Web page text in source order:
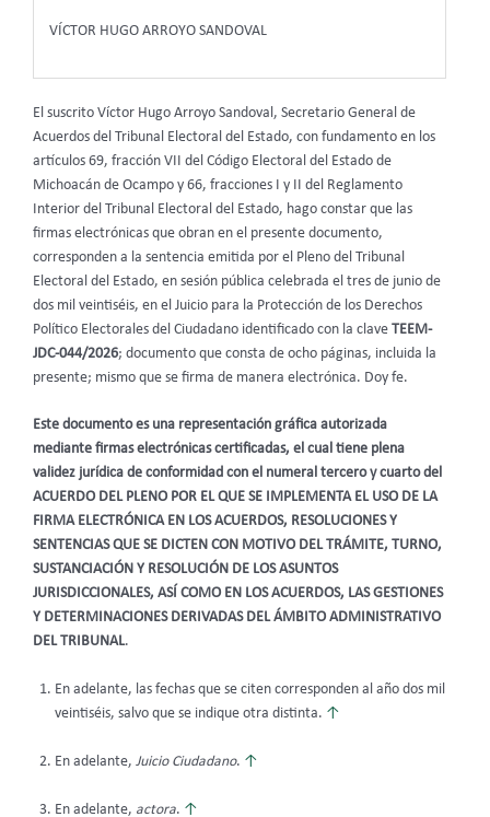
VÍCTOR HUGO ARROYO SANDOVAL
El suscrito Víctor Hugo Arroyo Sandoval, Secretario General de
Acuerdos del Tribunal Electoral del Estado, con fundamento en los
artículos 69, fracción VII del Código Electoral del Estado de
Michoacán de Ocampo y 66, fracciones I y II del Reglamento
Interior del Tribunal Electoral del Estado, hago constar que las
firmas electrónicas que obran en el presente documento,
corresponden a la sentencia emitida por el Pleno del Tribunal
Electoral del Estado, en sesión pública celebrada el tres de junio de
dos mil veintiséis, en el Juicio para la Protección de los Derechos
Político Electorales del Ciudadano identificado con la clave TEEM-
JDC-044/2026; documento que consta de ocho páginas, incluida la
presente; mismo que se firma de manera electrónica. Doy fe.
Este documento es una representación gráfica autorizada
mediante firmas electrónicas certificadas, el cual tiene plena
validez jurídica de conformidad con el numeral tercero y cuarto del
ACUERDO DEL PLENO POR EL QUE SE IMPLEMENTA EL USO DE LA
FIRMA ELECTRÓNICA EN LOS ACUERDOS, RESOLUCIONES Y
SENTENCIAS QUE SE DICTEN CON MOTIVO DEL TRÁMITE, TURNO,
SUSTANCIACIÓN Y RESOLUCIÓN DE LOS ASUNTOS
JURISDICCIONALES, ASÍ COMO EN LOS ACUERDOS, LAS GESTIONES
Y DETERMINACIONES DERIVADAS DEL ÁMBITO ADMINISTRATIVO
DEL TRIBUNAL.
En adelante, las fechas que se citen corresponden al año dos mil
veintiséis, salvo que se indique otra distinta. ↑
En adelante, Juicio Ciudadano. ↑
En adelante, actora. ↑